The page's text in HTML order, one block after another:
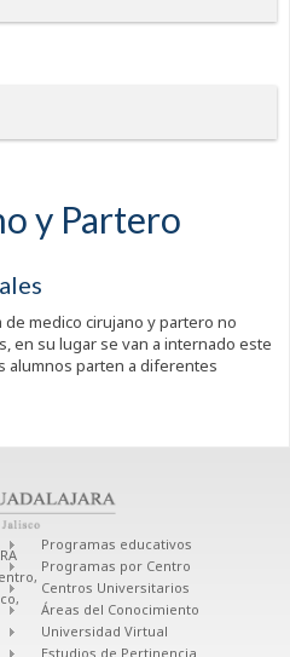
y Partero
medico cirujano y partero no
en su lugar se van a internado este
alumnos parten a diferentes
Programas educativos
Programas por Centro
Centros Universitarios
Áreas del Conocimiento
Universidad Virtual
Estudios de Pertinencia